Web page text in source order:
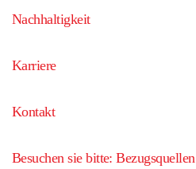
Nachhaltigkeit
Karriere
Kontakt
Besuchen sie bitte: Bezugsquellen